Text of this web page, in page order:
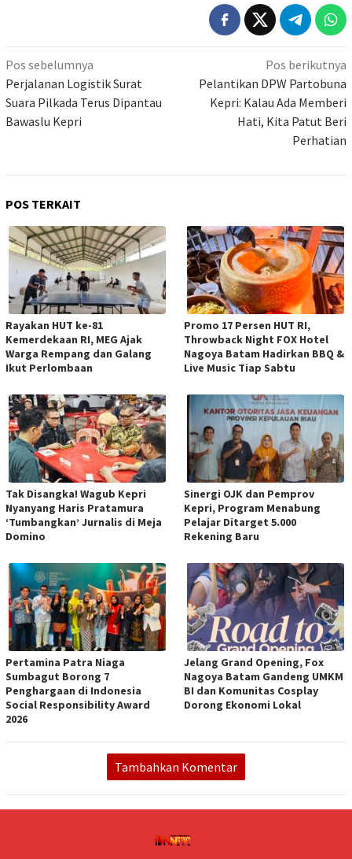
Navigasi
pos
Pos sebelumnya
Perjalanan Logistik Surat
Suara Pilkada Terus Dipantau
Bawaslu Kepri
Pos berikutnya
Pelantikan DPW Partobuna
Kepri: Kalau Ada Memberi
Hati, Kita Patut Beri
Perhatian
POS TERKAIT
Rayakan HUT ke-81
Kemerdekaan RI, MEG Ajak
Warga Rempang dan Galang
Ikut Perlombaan
Promo 17 Persen HUT RI,
Throwback Night FOX Hotel
Nagoya Batam Hadirkan BBQ &
Live Music Tiap Sabtu
Tak Disangka! Wagub Kepri
Nyanyang Haris Pratamura
‘Tumbangkan’ Jurnalis di Meja
Domino
Sinergi OJK dan Pemprov
Kepri, Program Menabung
Pelajar Ditarget 5.000
Rekening Baru
Pertamina Patra Niaga
Sumbagut Borong 7
Penghargaan di Indonesia
Social Responsibility Award
2026
Jelang Grand Opening, Fox
Nagoya Batam Gandeng UMKM
BI dan Komunitas Cosplay
Dorong Ekonomi Lokal
Tambahkan Komentar